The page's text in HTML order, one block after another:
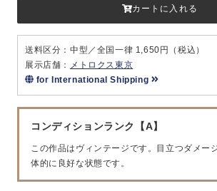
コンディションランク【A】
この作品はヴィンテージです。目立つダメー
体的に良好な状態です。
カートに入れる
送料区分：中型／全国一律 1,650円（税込）
展示店舗： メトロクス東京
for International Shipping